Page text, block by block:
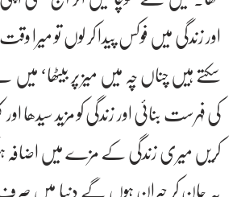
اور زندگی میں فوکس پیدا کر لوں تو میرا
سکتے ہیں چناں چہ میں میز پر بیٹھا‘
کی فہرست بنائی اور زندگی کو مزید سیدھا
کریں میری زندگی کے مزے میں اضافہ